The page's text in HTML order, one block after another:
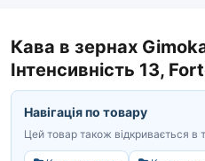
Кава в зернах
Інтенсивність 13,
Навігація по товару
Цей товар також відкривається в